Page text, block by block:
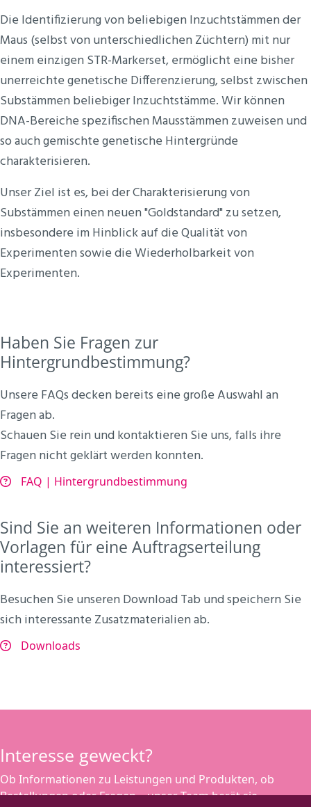
Die Identifizierung von beliebigen Inzuchtstämmen der
Maus (selbst von unterschiedlichen Züchtern) mit nur
einem einzigen STR-Markerset, ermöglicht eine bisher
unerreichte genetische Differenzierung, selbst zwischen
Substämmen beliebiger Inzuchtstämme. Wir können
DNA-Bereiche spezifischen Mausstämmen zuweisen und
so auch gemischte genetische Hintergründe
charakterisieren.
Unser Ziel ist es, bei der Charakterisierung von
Substämmen einen neuen "Goldstandard" zu setzen,
insbesondere im Hinblick auf die Qualität von
Experimenten sowie die Wiederholbarkeit von
Experimenten.
Haben Sie Fragen zur
Hintergrundbestimmung?
Unsere FAQs decken bereits eine große Auswahl an
Fragen ab.
Schauen Sie rein und kontaktieren Sie uns, falls ihre
Fragen nicht geklärt werden konnten.
FAQ | Hintergrundbestimmung
Sind Sie an weiteren Informationen oder
Vorlagen für eine Auftragserteilung
interessiert?
Besuchen Sie unseren Download Tab und speichern Sie
sich interessante Zusatzmaterialien ab.
Downloads
Interesse geweckt?
Ob Informationen zu Leistungen und Produkten, ob
Bestellungen oder Fragen – unser Team berät sie